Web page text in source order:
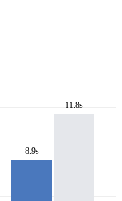
8.9s
11.8s